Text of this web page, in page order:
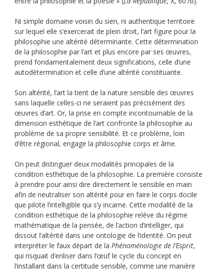
Ni simple domaine voisin du sien, ni authentique territoire
sur lequel elle s’exercerait de plein droit, l’art figure pour la
philosophie une altérité déterminante. Cette détermination
de la philosophie par l’art et plus encore par ses œuvres,
prend fondamentalement deux significations, celle d’une
autodétermination et celle d’une altérité constituante.
Son altérité, l’art la tient de la nature sensible des œuvres
sans laquelle celles-ci ne seraient pas précisément des
œuvres d’art. Or, la prise en compte incontournable de la
dimension esthétique de l’art confronte la philosophie au
problème de sa propre sensibilité. Et ce problème, loin
d’être régional, engage la philosophie corps et âme.
On peut distinguer deux modalités principales de la
condition esthétique de la philosophie. La première consiste
à prendre pour ainsi dire directement le sensible en main
afin de neutraliser son altérité pour en faire le corps docile
que pilote l’intelligible qui s’y incarne. Cette modalité de la
condition esthétique de la philosophie relève du régime
mathématique de la pensée, de l’action d’intelliger, qui
dissout l’altérité dans une ontologie de l’identité. On peut
interpréter le faux départ de la Phénoménologie de l’Esprit,
qui risquait d’enliser dans l’œuf le cycle du concept en
l’installant dans la certitude sensible, comme une manière